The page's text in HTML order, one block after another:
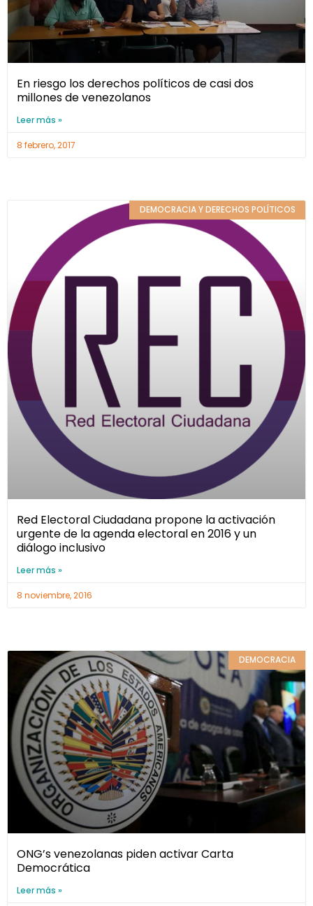
En riesgo los derechos políticos de casi dos
millones de venezolanos
Leer más »
8 febrero, 2017
DEMOCRACIA Y DERECHOS POLÍTICOS
Red Electoral Ciudadana propone la activación
urgente de la agenda electoral en 2016 y un
diálogo inclusivo
Leer más »
8 noviembre, 2016
DEMOCRACIA
ONG’s venezolanas piden activar Carta
Democrática
Leer más »